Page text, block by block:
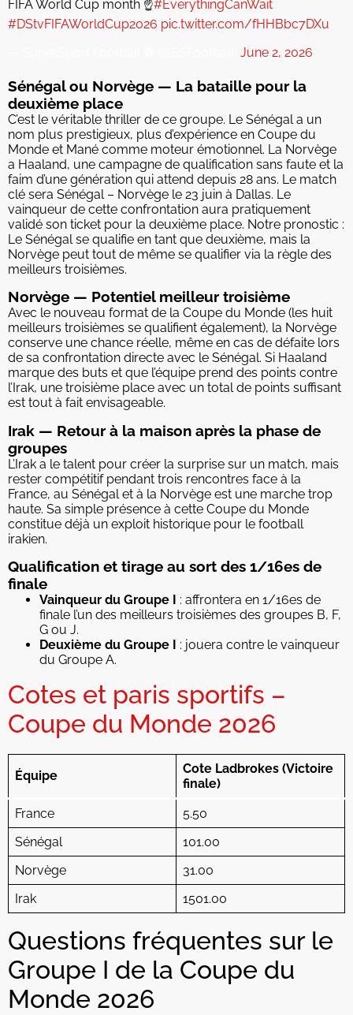
FIFA World Cup month ☝️#EverythingCanWait
#DStvFIFAWorldCup2026 pic.twitter.com/fHHBbc7DXu
June 2, 2026
Sénégal ou Norvège — La bataille pour la
deuxième place
C’est le véritable thriller de ce groupe. Le Sénégal a un
nom plus prestigieux, plus d’expérience en Coupe du
Monde et Mané comme moteur émotionnel. La Norvège
a Haaland, une campagne de qualification sans faute et la
faim d’une génération qui attend depuis 28 ans. Le match
clé sera Sénégal – Norvège le 23 juin à Dallas. Le
vainqueur de cette confrontation aura pratiquement
validé son ticket pour la deuxième place. Notre pronostic :
Le Sénégal se qualifie en tant que deuxième, mais la
Norvège peut tout de même se qualifier via la règle des
meilleurs troisièmes.
Norvège — Potentiel meilleur troisième
Avec le nouveau format de la Coupe du Monde (les huit
meilleurs troisièmes se qualifient également), la Norvège
conserve une chance réelle, même en cas de défaite lors
de sa confrontation directe avec le Sénégal. Si Haaland
marque des buts et que l’équipe prend des points contre
l’Irak, une troisième place avec un total de points suffisant
est tout à fait envisageable.
Irak — Retour à la maison après la phase de
groupes
L’Irak a le talent pour créer la surprise sur un match, mais
rester compétitif pendant trois rencontres face à la
France, au Sénégal et à la Norvège est une marche trop
haute. Sa simple présence à cette Coupe du Monde
constitue déjà un exploit historique pour le football
irakien.
Qualification et tirage au sort des 1/16es de
finale
Vainqueur du Groupe I : affrontera en 1/16es de
finale l’un des meilleurs troisièmes des groupes B, F,
G ou J.
Deuxième du Groupe I : jouera contre le vainqueur
du Groupe A.
Cotes et paris sportifs –
Coupe du Monde 2026
Équipe
Cote Ladbrokes (Victoire
finale)
France
5.50
Sénégal
101.00
Norvège
31.00
Irak
1501.00
Questions fréquentes sur le
Groupe I de la Coupe du
Monde 2026